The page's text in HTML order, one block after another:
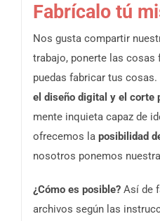
Fabrícalo tú
Nos gusta compartir
trabajo, ponerte las
puedas fabricar tus cosas.
el diseño digital y el corte
mente inquieta capaz de
ofrecemos la posibilidad
nosotros ponemos
¿Cómo es posible?Así de
archivos según las